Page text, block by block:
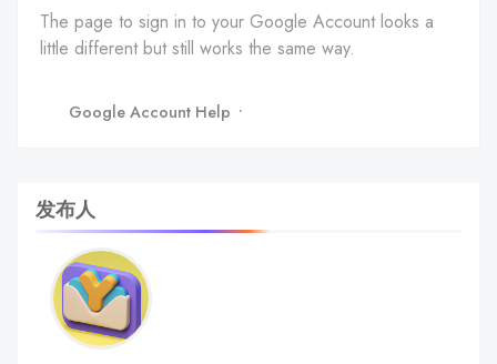
The page to sign in to your Google Account looks a
little different but still works the same way.
Google Account Help
发布人